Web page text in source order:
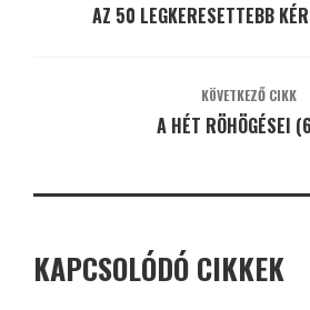
AZ 50 LEGKERESETTEBB
KÖVETKEZŐ CIKK
A HÉT RÖHÖGÉSEI
KAPCSOLÓDÓ CIKKEK